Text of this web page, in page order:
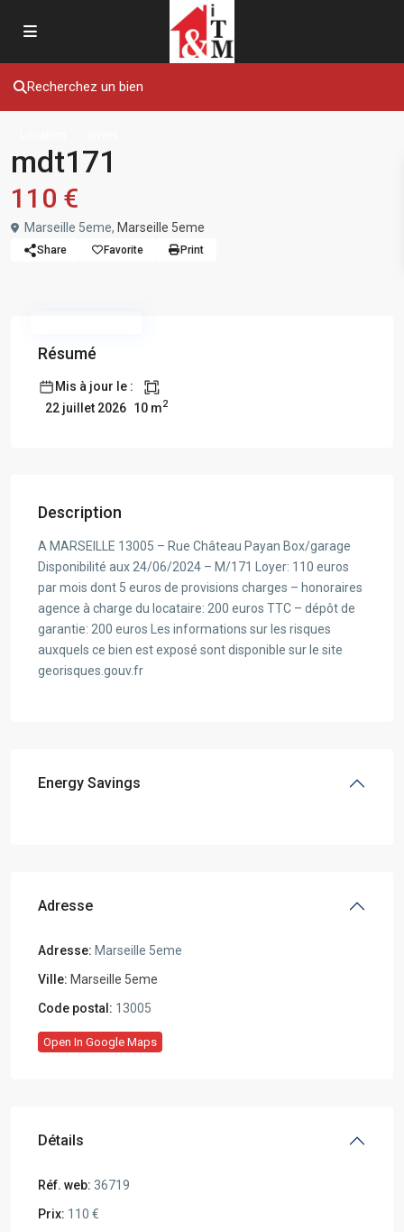
Recherchez un bien
mdt171
110 €
Marseille 5eme, Marseille 5eme
Share Favorite Print
Résumé
Mis à jour le :
22 juillet 2026 10 m2
Description
A MARSEILLE 13005 – Rue Château Payan Box/garage
Disponibilité aux 24/06/2024 – M/171 Loyer: 110 euros
par mois dont 5 euros de provisions charges – honoraires
agence à charge du locataire: 200 euros TTC – dépôt de
garantie: 200 euros Les informations sur les risques
auxquels ce bien est exposé sont disponible sur le site
georisques.gouv.fr
Energy Savings
Adresse
Adresse: Marseille 5eme
Ville: Marseille 5eme
Code postal: 13005
Open In Google Maps
Détails
Réf. web: 36719
Prix: 110 €